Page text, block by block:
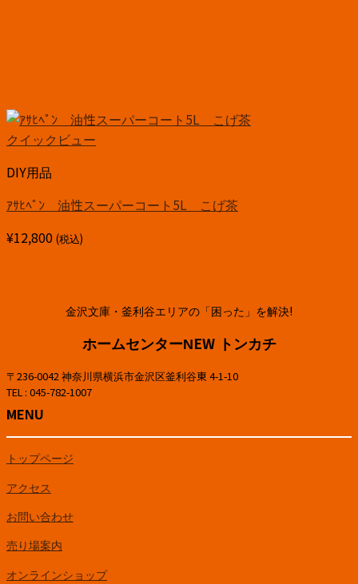
クイックビュー
DIY用品
ｱｻﾋﾍﾟﾝ 油性スーパーコート5L こげ茶
¥12,800 (税込)
金沢文庫・釜利谷エリアの「困った」を解決!
ホームセンターNEW トンカチ
〒236-0042 神奈川県横浜市金沢区釜利谷東 4-1-10
TEL : 045-782-1007
MENU
トップページ
アクセス
お問い合わせ
売り場案内
オンラインショップ